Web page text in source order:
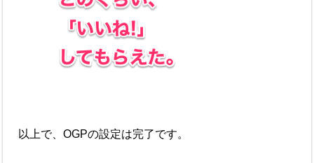
以上で、OGPの設定は完了です。